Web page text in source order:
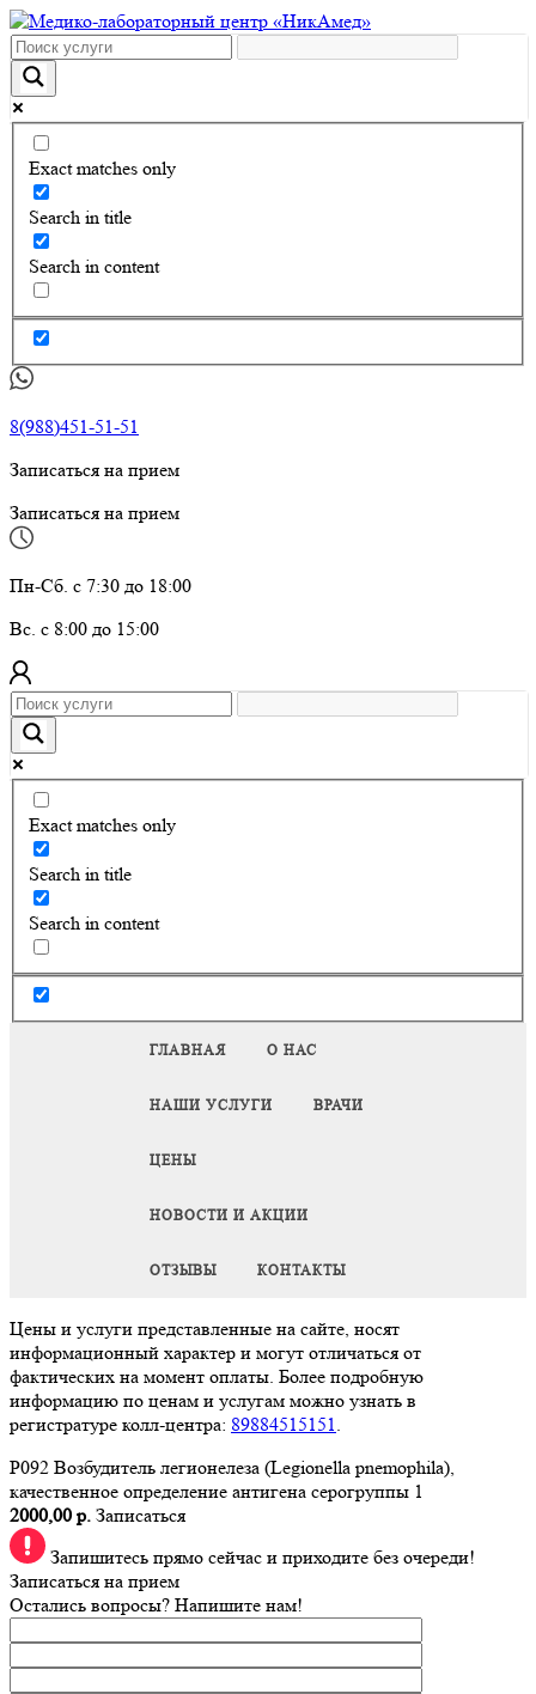
Exact matches only
Search in title
Search in content
8(988)451-51-51
Записаться на прием
Записаться на прием
Пн-Сб. с 7:30 до 18:00
Вс. с 8:00 до 15:00
Exact matches only
Search in title
Search in content
ГЛАВНАЯ О НАС
НАШИ УСЛУГИ ВРАЧИ
ЦЕНЫ
НОВОСТИ И АКЦИИ
ОТЗЫВЫ КОНТАКТЫ
Цены и услуги представленные на сайте, носят
информационный характер и могут отличаться от
фактических на момент оплаты. Более подробную
информацию по ценам и услугам можно узнать в
регистратуре колл-центра: 89884515151.
P092 Возбудитель легионелеза (Legionella pnemophila),
качественное определение антигена серогруппы 1
2000,00 р. Записаться
Запишитесь прямо сейчас и приходите без очереди!
Записаться на прием
Остались вопросы? Напишите нам!